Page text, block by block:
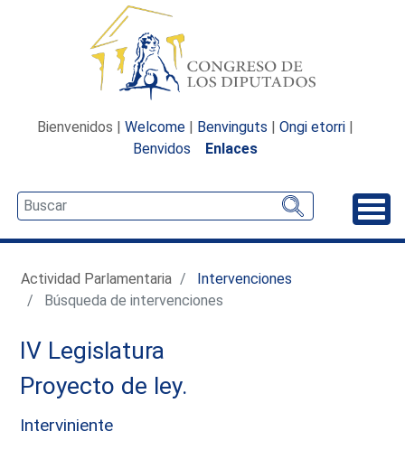
Bienvenidos | Welcome | Benvinguts | Ongi etorri |
Benvidos
Enlaces
Actividad Parlamentaria
Intervenciones
Búsqueda de intervenciones
IV Legislatura
Proyecto de ley.
Interviniente